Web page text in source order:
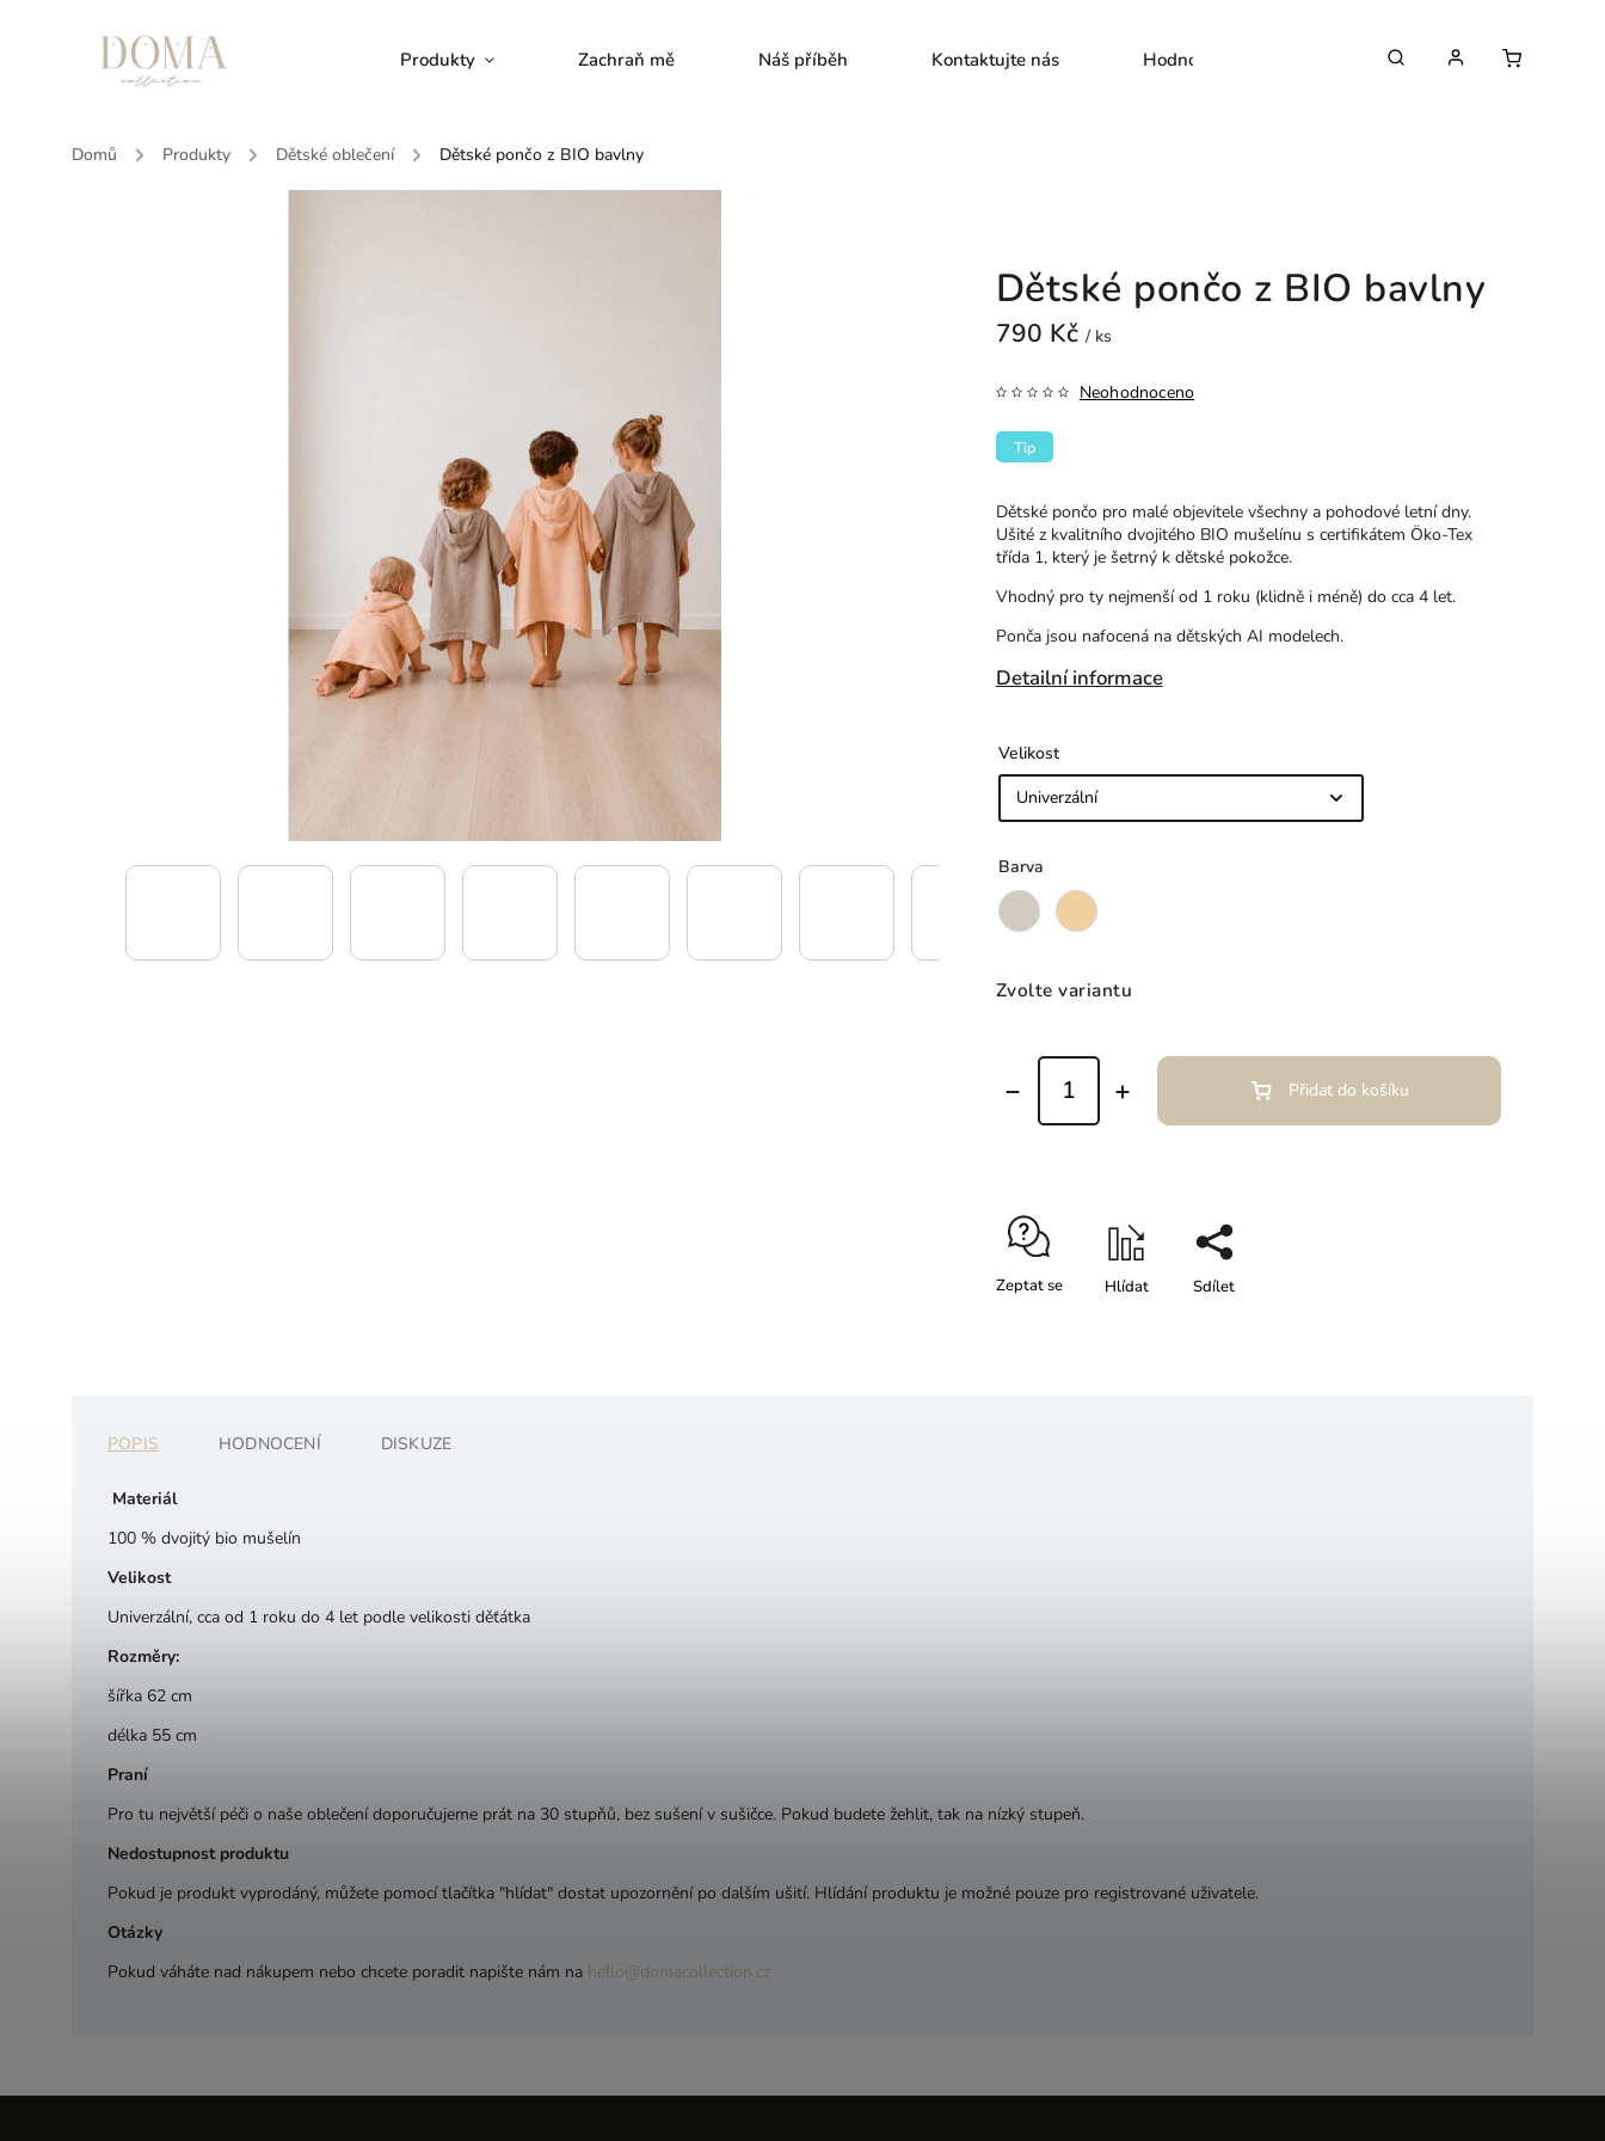
Produkty Zachraň mě Náš příběh Kontaktujte nás Hodnocení obchodu
Domů / Produkty / Dětské oblečení / Dětské pončo z BIO bavlny
Dětské pončo z BIO bavlny
790 Kč / ks
Tip
Neohodnoceno
Dětské pončo pro malé objevitele všechny a pohodové letní dny.
Ušité z kvalitního dvojitého BIO mušelínu s certifikátem Öko-Tex
třída 1, který je šetrný k dětské pokožce.
Vhodný pro ty nejmenší od 1 roku (klidně i méně) do cca 4 let.
Ponča jsou nafocená na dětských AI modelech.
Detailní informace
Velikost
Barva
Zvolte variantu
Přidat do košíku
Zeptat se Hlídat Sdílet
POPIS HODNOCENÍ DISKUZE
Materiál
100 % dvojitý bio mušelín
Velikost
Univerzální, cca od 1 roku do 4 let podle velikosti děťátka
Rozměry:
šířka 62 cm
délka 55 cm
Praní
Pro tu největší péči o naše oblečení doporučujeme prát na 30 stupňů, bez sušení v sušičce. Pokud budete žehlit, tak na nízký stupeň.
Nedostupnost produktu
Pokud je produkt vyprodáný, můžete pomocí tlačítka "hlídat" dostat upozornění po dalším ušití. Hlídání produktu je možné pouze pro registrované uživatele.
Otázky
Pokud váháte nad nákupem nebo chcete poradit napište nám na hello@domacollection.cz